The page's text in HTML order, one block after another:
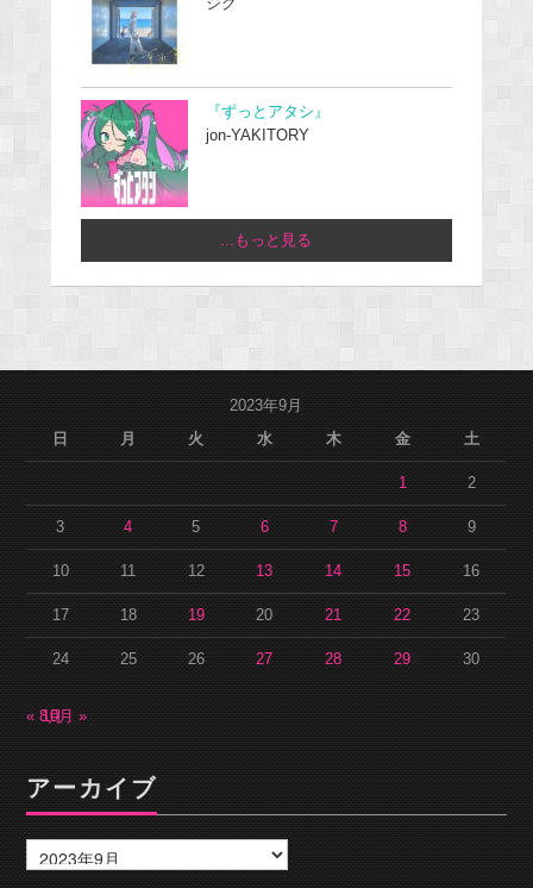
ジグ
『ずっとアタシ』
jon-YAKITORY
...もっと見る
2023年9月
日
月 火 水 木 金 土
1 2
3 4 5 6 7 8 9
10 11 12 13 14 15 16
17 18 19 20 21 22 23
24 25 26 27 28 29 30
« 8月
10月 »
アーカイブ
ー
カ